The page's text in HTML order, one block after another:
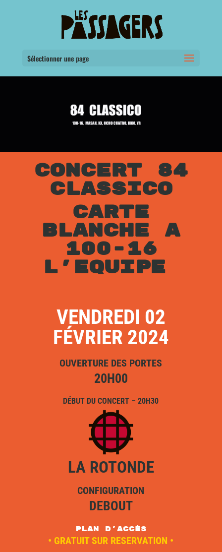
Sélectionner une page
CONCERT 84
CLASSICO
CARTE
BLANCHE A
100-16
L’EQUIPE
VENDREDI 02
FÉVRIER 2024
OUVERTURE DES PORTES
20H00
DÉBUT DU CONCERT – 20H30
LA ROTONDE
CONFIGURATION
DEBOUT
plan d'accès
• GRATUIT SUR RESERVATION •